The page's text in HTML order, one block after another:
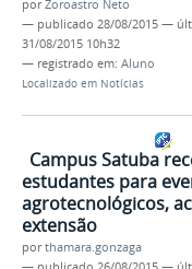
porZoroastro Neto
— publicado 28/08/2015 —
31/08/2015 10h32
— registrado em: Aluno
Localizado em Notícias
Campus Satuba
estudantes para
agrotecnológicos,
extensão
porthamara.gonzaga